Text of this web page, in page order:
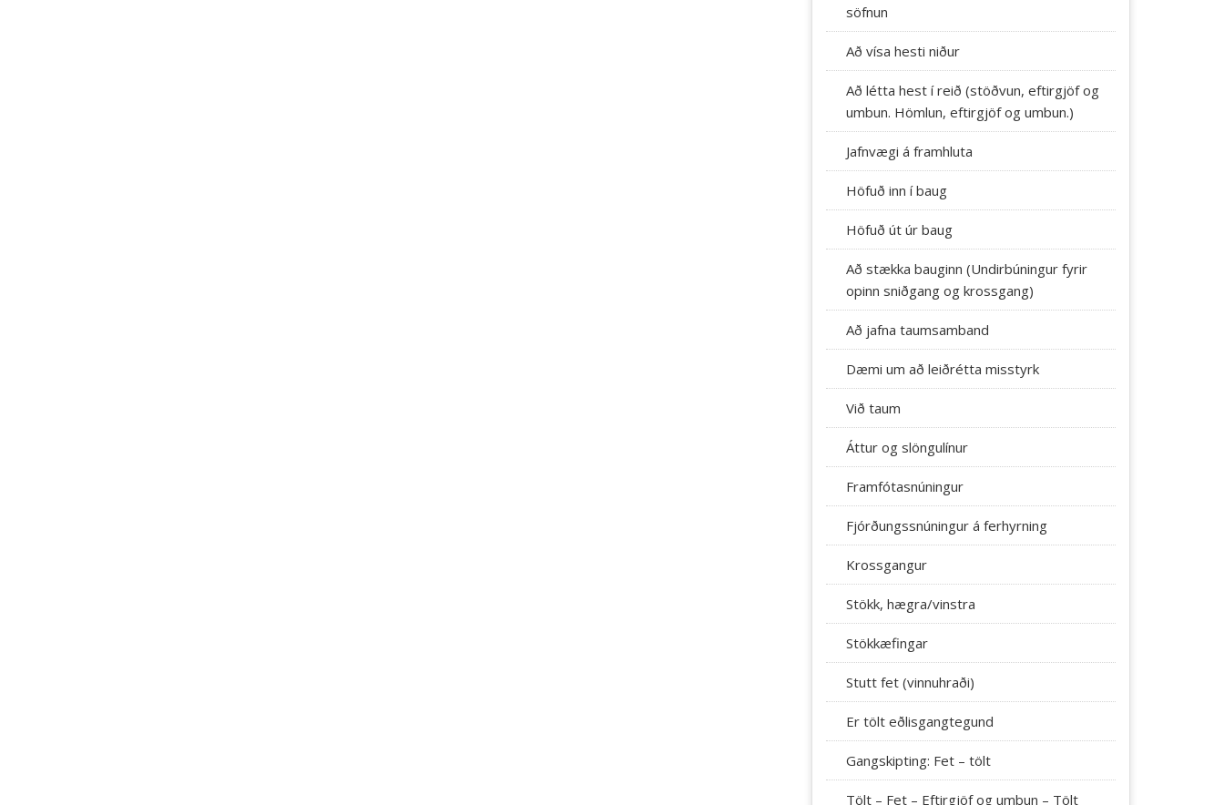
söfnun
Að vísa hesti niður
Að létta hest í reið (stöðvun, eftirgjöf og
umbun. Hömlun, eftirgjöf og umbun.)
Jafnvægi á framhluta
Höfuð inn í baug
Höfuð út úr baug
Að stækka bauginn (Undirbúningur fyrir
opinn sniðgang og krossgang)
Að jafna taumsamband
Dæmi um að leiðrétta misstyrk
Við taum
Áttur og slöngulínur
Framfótasnúningur
Fjórðungssnúningur á ferhyrning
Krossgangur
Stökk, hægra/vinstra
Stökkæfingar
Stutt fet (vinnuhraði)
Er tölt eðlisgangtegund
Gangskipting: Fet – tölt
Tölt – Fet – Eftirgjöf og umbun – Tölt